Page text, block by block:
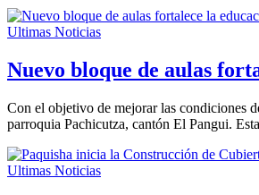
Ultimas Noticias
Nuevo bloque de aulas
Con el objetivo de mejorar las condiciones
parroquia Pachicutza, cantón El Pangui.
Ultimas Noticias